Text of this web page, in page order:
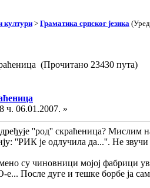
култури > Граматика српског језика
(Прочитано 23430 пута)
ч. 06.01.2007. »
''род'' скраћеница? Мислим
''РИК је одлучила да...''. Не
су чиновници мојој фабрици
е... После дуге и тешке борбе ја